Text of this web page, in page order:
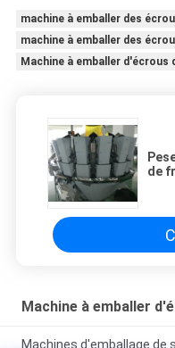
machine à emballer des
machine à emballer des
Machine à emballer
de
Machine à emballer
Machines d'emballage de